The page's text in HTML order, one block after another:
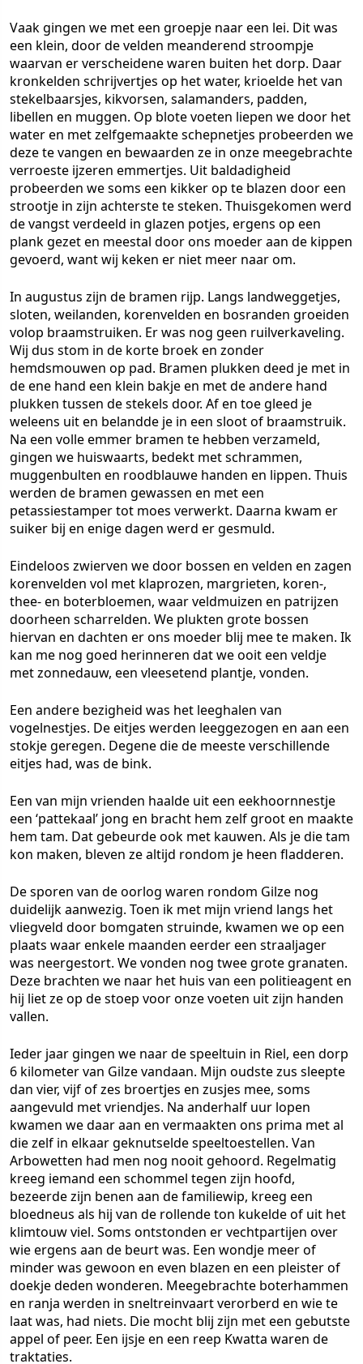
Vaak gingen we met een groepje naar een lei. Dit was
een klein, door de velden meanderend stroompje
waarvan er verscheidene waren buiten het dorp. Daar
kronkelden schrijvertjes op het water, krioelde het van
stekelbaarsjes, kikvorsen, salamanders, padden,
libellen en muggen. Op blote voeten liepen we door het
water en met zelfgemaakte schepnetjes probeerden we
deze te vangen en bewaarden ze in onze meegebrachte
verroeste ijzeren emmertjes. Uit baldadigheid
probeerden we soms een kikker op te blazen door een
strootje in zijn achterste te steken. Thuisgekomen werd
de vangst verdeeld in glazen potjes, ergens op een
plank gezet en meestal door ons moeder aan de kippen
gevoerd, want wij keken er niet meer naar om.
In augustus zijn de bramen rijp. Langs landweggetjes,
sloten, weilanden, korenvelden en bosranden groeiden
volop braamstruiken. Er was nog geen ruilverkaveling.
Wij dus stom in de korte broek en zonder
hemdsmouwen op pad. Bramen plukken deed je met in
de ene hand een klein bakje en met de andere hand
plukken tussen de stekels door. Af en toe gleed je
weleens uit en belandde je in een sloot of braamstruik.
Na een volle emmer bramen te hebben verzameld,
gingen we huiswaarts, bedekt met schrammen,
muggenbulten en roodblauwe handen en lippen. Thuis
werden de bramen gewassen en met een
petassiestamper tot moes verwerkt. Daarna kwam er
suiker bij en enige dagen werd er gesmuld.
Eindeloos zwierven we door bossen en velden en zagen
korenvelden vol met klaprozen, margrieten, koren-,
thee- en boterbloemen, waar veldmuizen en patrijzen
doorheen scharrelden. We plukten grote bossen
hiervan en dachten er ons moeder blij mee te maken. Ik
kan me nog goed herinneren dat we ooit een veldje
met zonnedauw, een vleesetend plantje, vonden.
Een andere bezigheid was het leeghalen van
vogelnestjes. De eitjes werden leeggezogen en aan een
stokje geregen. Degene die de meeste verschillende
eitjes had, was de bink.
Een van mijn vrienden haalde uit een eekhoornnestje
een ‘pattekaal’ jong en bracht hem zelf groot en maakte
hem tam. Dat gebeurde ook met kauwen. Als je die tam
kon maken, bleven ze altijd rondom je heen fladderen.
De sporen van de oorlog waren rondom Gilze nog
duidelijk aanwezig. Toen ik met mijn vriend langs het
vliegveld door bomgaten struinde, kwamen we op een
plaats waar enkele maanden eerder een straaljager
was neergestort. We vonden nog twee grote granaten.
Deze brachten we naar het huis van een politieagent en
hij liet ze op de stoep voor onze voeten uit zijn handen
vallen.
Ieder jaar gingen we naar de speeltuin in Riel, een dorp
6 kilometer van Gilze vandaan. Mijn oudste zus sleepte
dan vier, vijf of zes broertjes en zusjes mee, soms
aangevuld met vriendjes. Na anderhalf uur lopen
kwamen we daar aan en vermaakten ons prima met al
die zelf in elkaar geknutselde speeltoestellen. Van
Arbowetten had men nog nooit gehoord. Regelmatig
kreeg iemand een schommel tegen zijn hoofd,
bezeerde zijn benen aan de familiewip, kreeg een
bloedneus als hij van de rollende ton kukelde of uit het
klimtouw viel. Soms ontstonden er vechtpartijen over
wie ergens aan de beurt was. Een wondje meer of
minder was gewoon en even blazen en een pleister of
doekje deden wonderen. Meegebrachte boterhammen
en ranja werden in sneltreinvaart verorberd en wie te
laat was, had niets. Die mocht blij zijn met een gebutste
appel of peer. Een ijsje en een reep Kwatta waren de
traktaties.